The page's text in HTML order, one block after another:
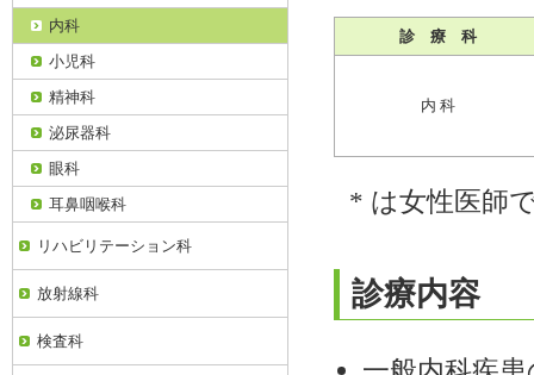
診 療 科
内 科
* は女性医師
診療内容
内科
小児科
精神科
泌尿器科
眼科
耳鼻咽喉科
リハビリテーション科
放射線科
検査科